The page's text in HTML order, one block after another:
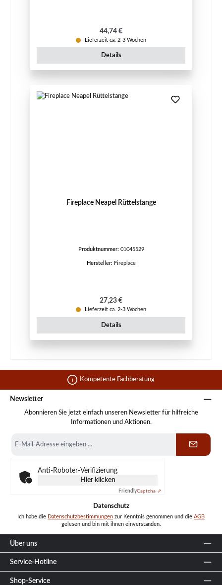
Regulärer Preis:
44,74 €
Lieferzeit ca. 2-3 Wochen
Details
Fireplace Neapel Rüttelstange
Produktnummer: 01045529
Hersteller: Fireplace
Regulärer Preis:
27,23 €
Lieferzeit ca. 2-3 Wochen
Details
Kompetente Fachberatung
Newsletter
Abonnieren Sie jetzt einfach unseren Newsletter für hilfreiche
Informationen und Aktionen.
Mail-
Anti-Roboter-Verifizierung
Hier klicken
FriendlyCaptcha ⇗
Datenschutz
Ich habe die Datenschutzbestimmungen zur Kenntnis genommen und die AGB
gelesen und bin mit ihnen einverstanden.
Über uns
Service-Hotline
Shop-Service